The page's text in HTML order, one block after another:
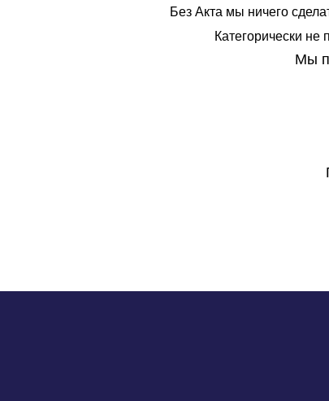
Без Акта мы ничего
Категорически не
Мы